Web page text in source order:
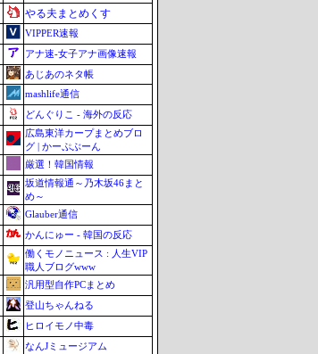
やる夫まとめくす
VIPPER速報
アナ速‐女子アナ画像速報
あじあのネタ帳
mashlife通信
どんぐりこ - 海外の反応
広島東洋カープまとめブロ
グ | かーぷぶーん
厳選！韓国情報
坂道情報通～乃木坂46まと
め～
Glauber通信
かんにゅー - 韓国の反応
働くモノニュース : 人生VIP
職人ブログwww
汎用型自作PCまとめ
登山ちゃんねる
ヒロイモノ中毒
なんJミュージアム